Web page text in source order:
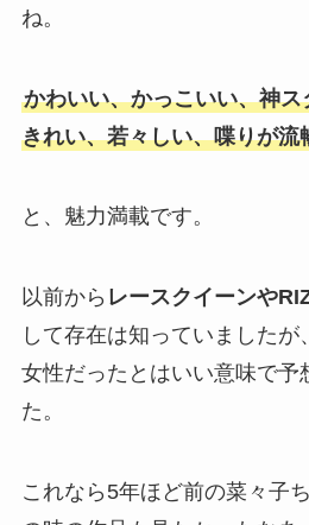
ね。
かわいい、かっこいい、神
きれい、若々しい、喋りが流
と、魅力満載です。
以前から レースクイーンや
して存在は知っていました
女性だったとはいい意味で予
た。
これなら5年ほど前の菜々子